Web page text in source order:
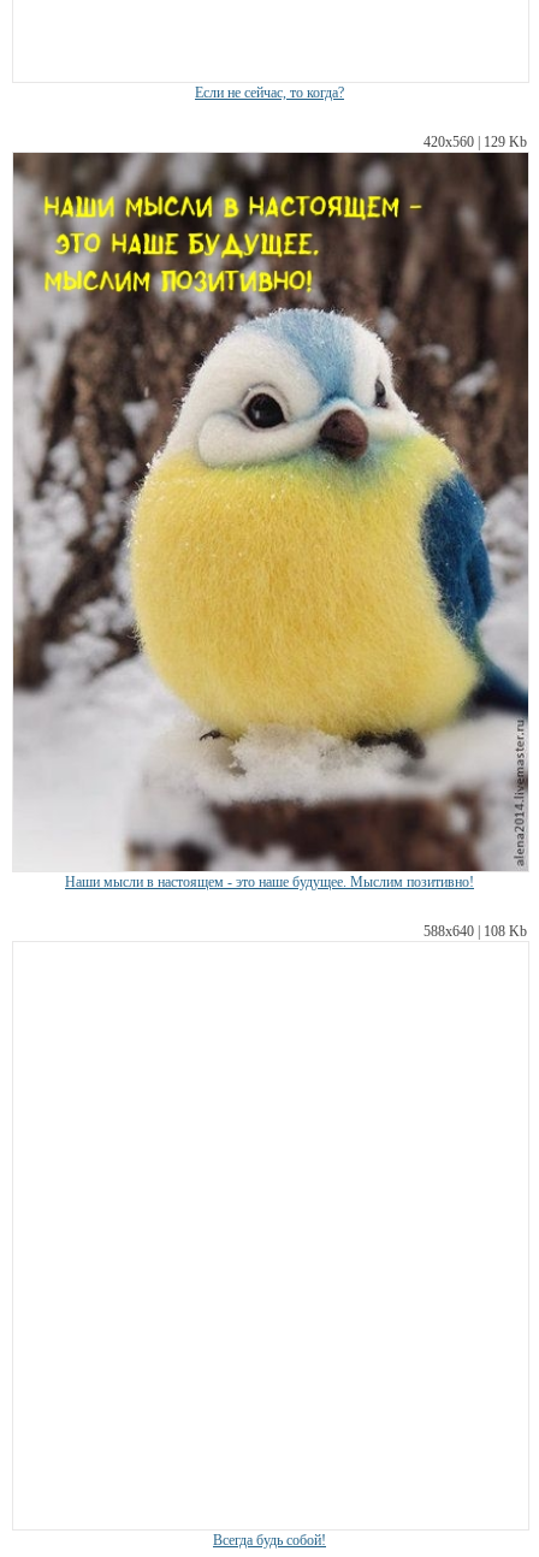
Если не сейчас, то когда?
420х560 | 129 Kb
Наши мысли в настоящем - это наше будущее. Мыслим позитивно!
588х640 | 108 Kb
Всегда будь собой!